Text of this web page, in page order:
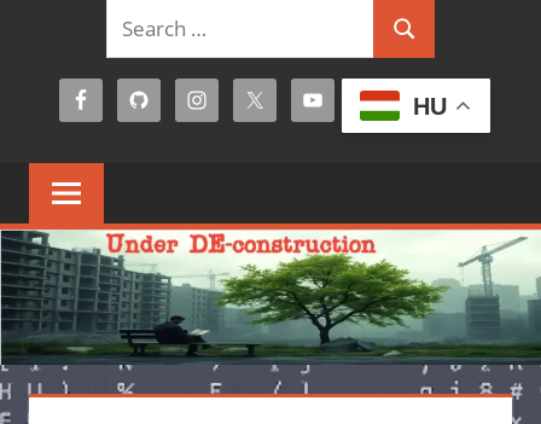
Search
for:
Search
HU